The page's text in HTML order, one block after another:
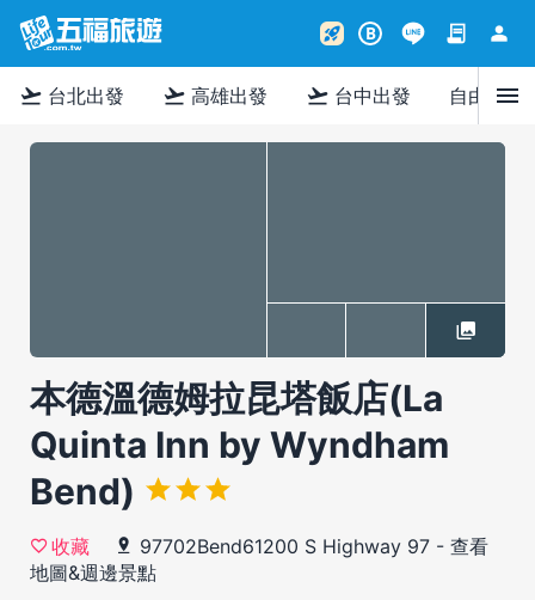
rocket_launch B contract person
flight_takeoff 台北出發 flight_takeoff 高雄出發 flight_takeoff 台中出發 自由行menu
本德溫德姆拉昆塔飯店(La
Quinta Inn by Wyndham
Bend)
收藏 97702Bend61200 S Highway 97 - 查看
地圖&週邊景點